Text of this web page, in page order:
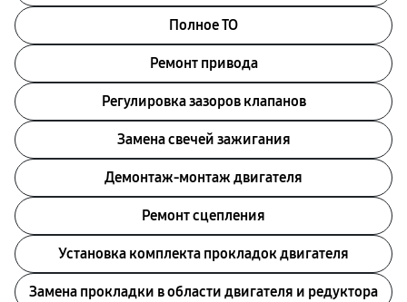
Полное ТО
Ремонт привода
Регулировка зазоров клапанов
Замена свечей зажигания
Демонтаж-монтаж двигателя
Ремонт сцепления
Установка комплекта прокладок двигателя
Замена прокладки в области двигателя и редуктора